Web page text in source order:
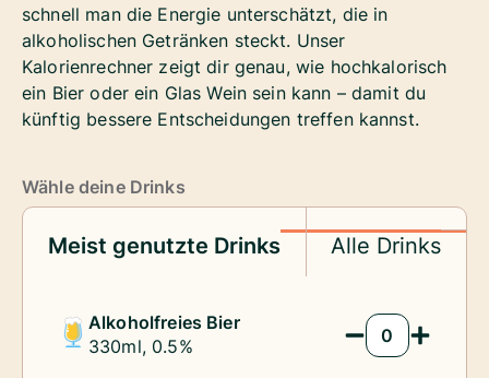
schnell man die Energie unterschätzt, die in
alkoholischen Getränken steckt. Unser
Kalorienrechner zeigt dir genau, wie hochkalorisch
ein Bier oder ein Glas Wein sein kann – damit du
künftig bessere Entscheidungen treffen kannst.
Wähle deine Drinks
Meist genutzte Drinks Alle Drinks
Alkoholfreies Bier
330ml, 0.5%
Menge